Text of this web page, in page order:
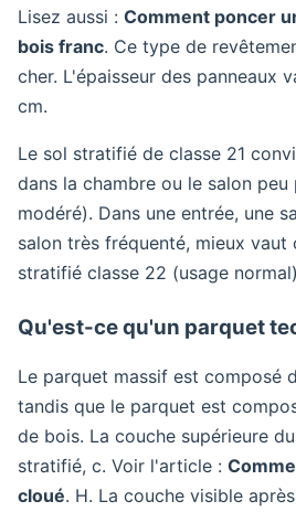
Lisez aussi : Comment poncer
bois franc. Ce type de
cher. L'épaisseur des panneaux
cm.
Le sol stratifié de classe 21
dans la chambre ou le salon peu
modéré). Dans une entrée, une
salon très fréquenté, mieux vaut
stratifié classe 22 (usage
Qu'est-ce qu'un parquet
Le parquet massif est composé
tandis que le parquet est
de bois. La couche supérieure
stratifié, c. Voir l'article :
cloué. H. La couche visible